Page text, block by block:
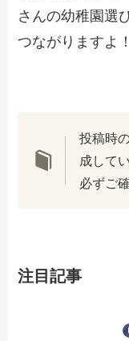
さんの幼稚園選
つながりますよ！
投稿時
成して
必ずご
注目記事